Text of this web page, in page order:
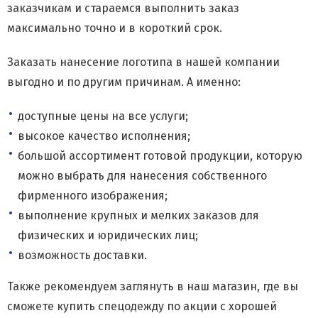
заказчикам и стараемся выполнить заказ
максимально точно и в короткий срок.
Заказать нанесение логотипа в нашей компании
выгодно и по другим причинам. А именно:
доступные цены на все услуги;
высокое качество исполнения;
большой ассортимент готовой продукции, которую
можно выбрать для нанесения собственного
фирменного изображения;
выполнение крупных и мелких заказов для
физических и юридических лиц;
возможность доставки.
Также рекомендуем заглянуть в наш магазин, где вы
сможете купить спецодежду по акции с хорошей